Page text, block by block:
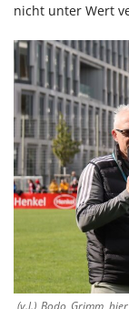
nicht unter Wert